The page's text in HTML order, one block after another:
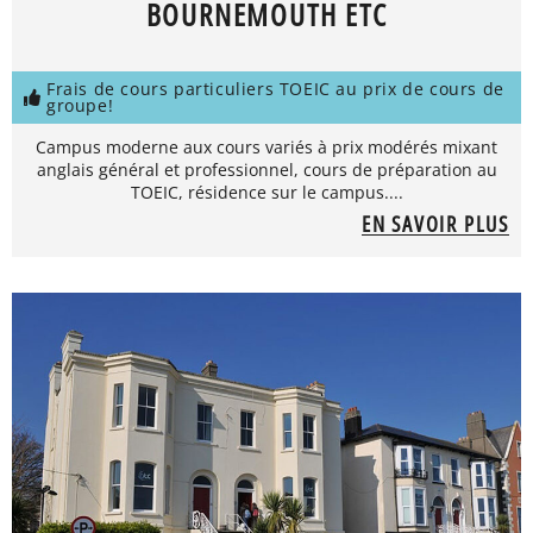
BOURNEMOUTH ETC
Frais de cours particuliers TOEIC au prix de cours de
groupe!
Campus moderne aux cours variés à prix modérés mixant
anglais général et professionnel, cours de préparation au
TOEIC, résidence sur le campus....
EN SAVOIR PLUS